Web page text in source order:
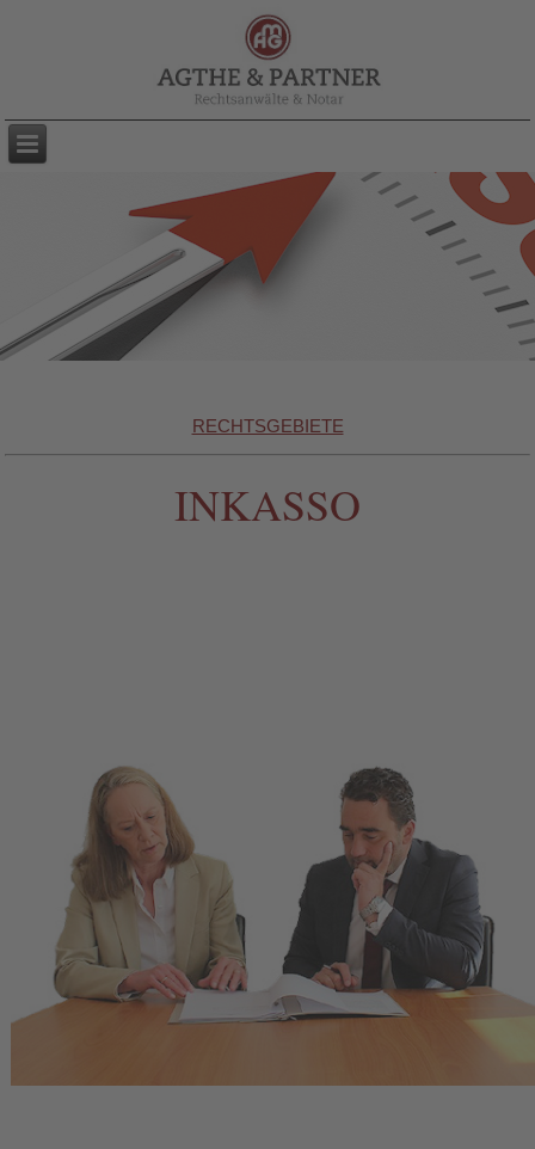
RECHTSGEBIETE
INKASSO